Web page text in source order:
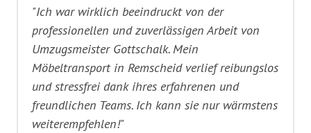
"Ich war wirklich beeindruckt von der
professionellen und zuverlässigen Arbeit von
Umzugsmeister Gottschalk. Mein
Möbeltransport in Remscheid verlief reibungslos
und stressfrei dank ihres erfahrenen und
freundlichen Teams. Ich kann sie nur wärmstens
weiterempfehlen!"